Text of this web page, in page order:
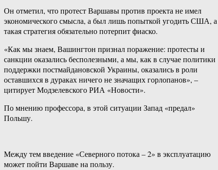
Он отметил, что протест Варшавы против проекта не имел
экономического смысла, а был лишь попыткой угодить США, а
такая стратегия обязательно потерпит фиаско.
«Как мы знаем, Вашингтон признал поражение: протесты и
санкции оказались бесполезными, а мы, как в случае политики
поддержки постмайдановской Украины, оказались в роли
оставшихся в дураках ничего не значащих горлопанов», –
цитирует Модзелевского РИА «Новости».
По мнению профессора, в этой ситуации Запад «предал»
Польшу.
Между тем введение «Северного потока – 2» в эксплуатацию
может пойти Варшаве на пользу.